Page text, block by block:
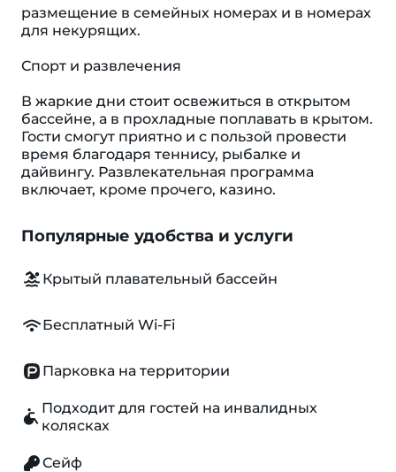
размещение в семейных номерах и в номерах
для некурящих.
Спорт и развлечения
В жаркие дни стоит освежиться в открытом
бассейне, а в прохладные поплавать в крытом.
Гости смогут приятно и с пользой провести
время благодаря теннису, рыбалке и
дайвингу. Развлекательная программа
включает, кроме прочего, казино.
Популярные удобства и услуги
Крытый плавательный бассейн
Бесплатный Wi-Fi
Парковка на территории
Подходит для гостей на инвалидных
колясках
Сейф